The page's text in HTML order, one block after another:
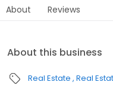
About Reviews
About this business
Real Estate Real